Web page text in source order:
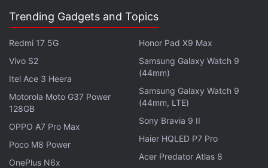
jedoch vorsichtig bleiben. On-Chain-Daten zeigen,
dass die Zuflüsse von Bitcoin an Kryptobörsen auf
über 50.000 BTC pro Tag gestiegen sind, während
die Zuflüsse von Ethereum die Marke von 1,25
Millionen ETH überschritten haben. Historisch
gesehen folgten auf solche Spitzen bei
Börsenzuflüssen häufig Phasen erhöhter Volatilität,
wie etwa der Rückgang im Juni auf 58.000 US-
Dollar (umgerechnet rund 55,26 Lakh Rupien)."
Trending Gadgets and Topics
Redmi 17 5G
Vivo S2
Itel Ace 3 Heera
Motorola Moto G37 Power
128GB
OPPO A7 Pro Max
Poco M8 Power
OnePlus N6x
Honor Pad X9 Max
Samsung Galaxy Watch 9
(44mm)
Samsung Galaxy Watch 9
(44mm, LTE)
Sony Bravia 9 II
Haier HQLED P7 Pro
Acer Predator Atlas 8